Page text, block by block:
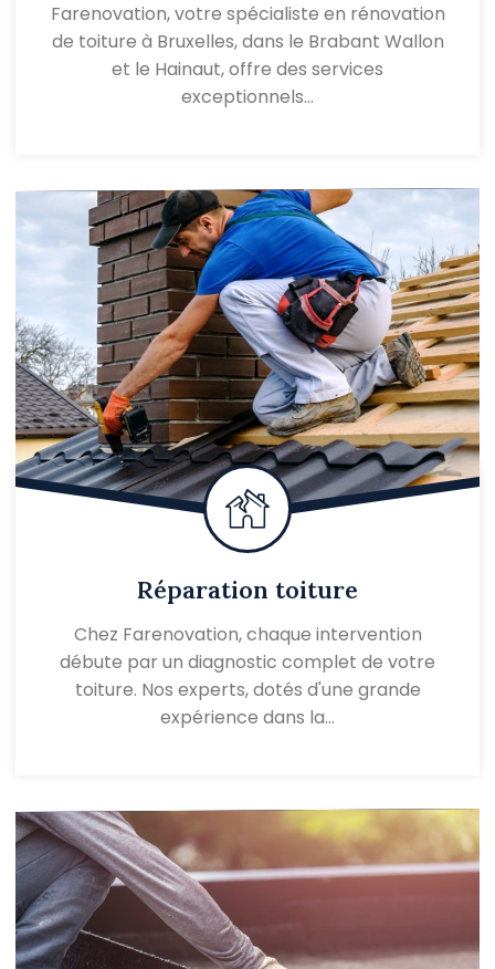
Farenovation, votre spécialiste en rénovation
de toiture à Bruxelles, dans le Brabant Wallon
et le Hainaut, offre des services
exceptionnels…
Réparation toiture
Chez Farenovation, chaque intervention
débute par un diagnostic complet de votre
toiture. Nos experts, dotés d'une grande
expérience dans la…